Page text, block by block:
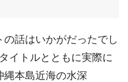
話はいかがだったでし
イトルとともに実際に
縄本島近海の水深